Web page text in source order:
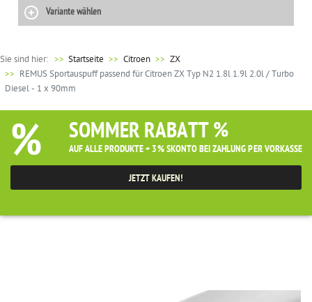
Variante wählen
Sie sind hier: >> Startseite Citroen
ZX
REMUS Sportauspuff passend für Citroen ZX Typ N2 1.8l 1.9l 2.0l / Turbo
Diesel - 1 x 90mm
% SOMMER RABATT %
AUF ALLE PRODUKTE + 3% SKONTO BEI ZAHLUNG PER VORKASSE
JETZT KAUFEN!